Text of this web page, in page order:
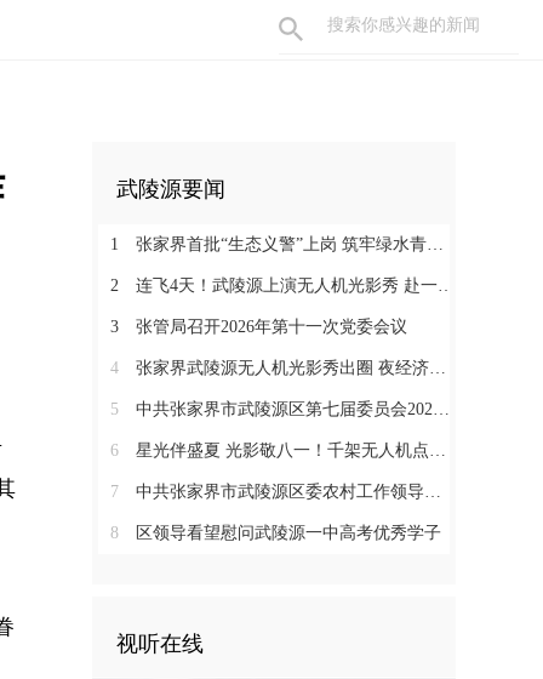
武陵源要闻
1 张家界首批“生态义警”上岗 筑牢绿水青山“防护网”
2 连飞4天！武陵源上演无人机光影秀 赴一场峰林夜色之约
3 张管局召开2026年第十一次党委会议
4 张家界武陵源无人机光影秀出圈 夜经济激活山水“第二增长曲线”
5 中共张家界市武陵源区第七届委员会2026年第1次常委会会议召开
6 星光伴盛夏 光影敬八一！千架无人机点亮武陵源峰林夜空
7 中共张家界市武陵源区委农村工作领导小组会议召开
8 区领导看望慰问武陵源一中高考优秀学子
视听在线